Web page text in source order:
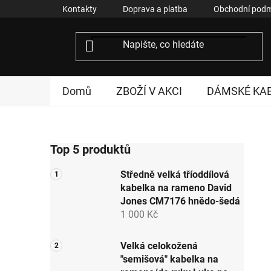
Kontakty Doprava a platba Obchodní
Domů ZBOŽÍ V AKCI DÁMSKÉ
o
s
t
n
Top 5 produktů
Středně velká tříoddílová
kabelka na rameno David
Jones CM7176 hnědo-šedá
1 000 Kč
Velká celokožená
"semišová" kabelka na